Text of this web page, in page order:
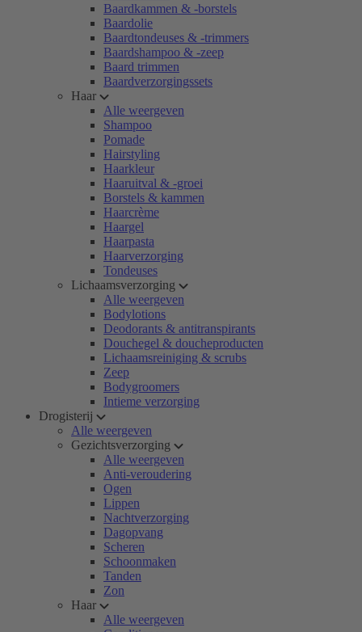
Baardkammen & -borstels
Baardolie
Baardtondeuses & -trimmers
Baardshampoo & -zeep
Baard trimmen
Baardverzorgingssets
Haar
Alle weergeven
Shampoo
Pomade
Hairstyling
Haarkleur
Haaruitval & -groei
Borstels & kammen
Haarcrème
Haargel
Haarpasta
Haarverzorging
Tondeuses
Lichaamsverzorging
Alle weergeven
Bodylotions
Deodorants & antitranspirants
Douchegel & doucheproducten
Lichaamsreiniging & scrubs
Zeep
Bodygroomers
Intieme verzorging
Drogisterij
Alle weergeven
Gezichtsverzorging
Alle weergeven
Anti-veroudering
Ogen
Lippen
Nachtverzorging
Dagopvang
Scheren
Schoonmaken
Tanden
Zon
Haar
Alle weergeven